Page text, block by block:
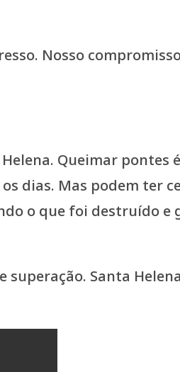
Nosso
Queimar pontes
dias. Mas podem ter
o que foi destruído
Santa